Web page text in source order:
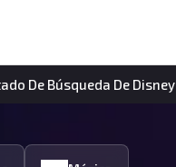
De Búsqueda De Disney